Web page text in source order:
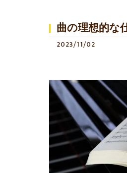
曲の理想的な
2023/11/02